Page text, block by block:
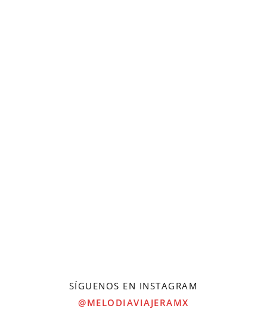
SÍGUENOS EN INSTAGRAM
@MELODIAVIAJERAMX